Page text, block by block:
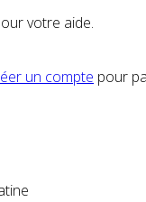
votre aide.
un compte pour